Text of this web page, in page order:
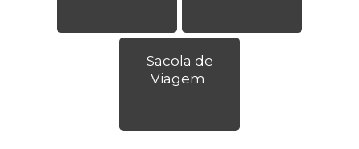
Sacola de
Viagem